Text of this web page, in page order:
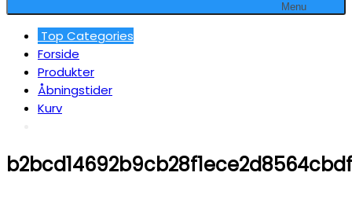
Menu
Top Categories
Forside
Produkter
Åbningstider
Kurv